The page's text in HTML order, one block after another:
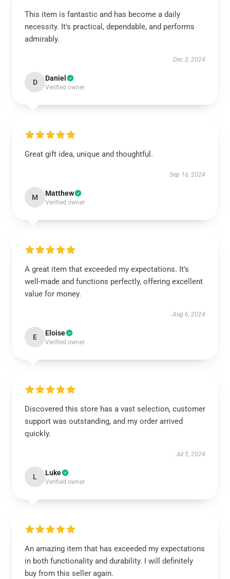
This item is fantastic and has become a daily
necessity. It's practical, dependable, and performs
admirably.
Dec 2, 2024
D Daniel
Verified owner
Great gift idea, unique and thoughtful.
Sep 16, 2024
M Matthew
Verified owner
A great item that exceeded my expectations. It’s
well-made and functions perfectly, offering excellent
value for money.
Aug 6, 2024
E Eloise
Verified owner
Discovered this store has a vast selection, customer
support was outstanding, and my order arrived
quickly.
Jul 5, 2024
L Luke
Verified owner
An amazing item that has exceeded my expectations
in both functionality and durability. I will definitely
buy from this seller again.